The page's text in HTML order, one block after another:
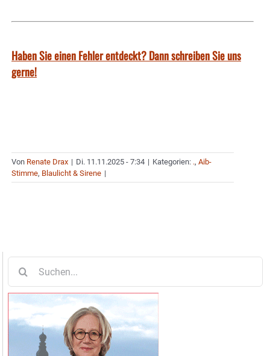
Haben Sie einen Fehler entdeckt? Dann schreiben Sie uns
gerne!
Von Renate Drax | Di. 11.11.2025 - 7:34 | Kategorien: ., Aib-
Stimme, Blaulicht & Sirene |
nach: